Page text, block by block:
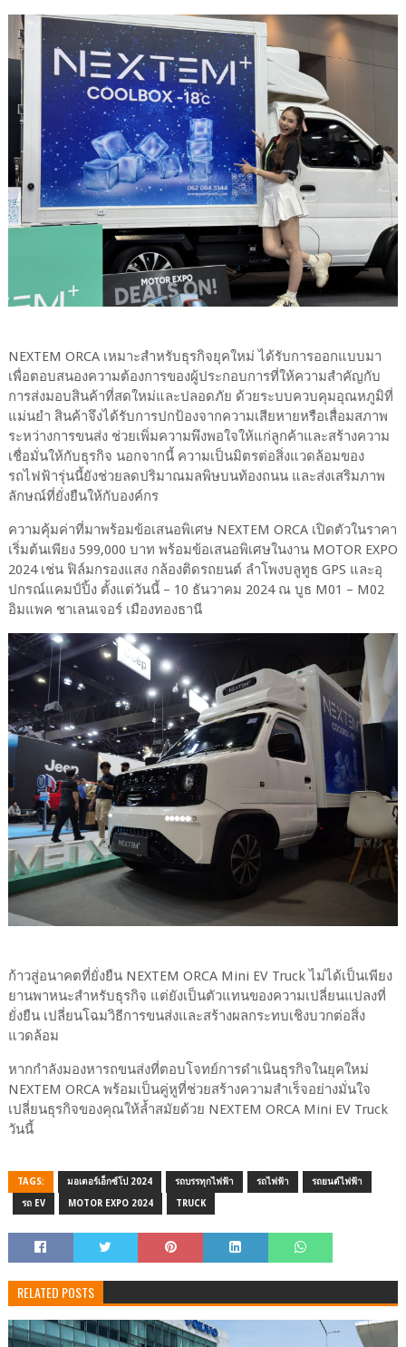
NEXTEM ORCA เหมาะสำหรับธุรกิจยุคใหม่ ได้รับการออกแบบมา
เพื่อตอบสนองความต้องการของผู้ประกอบการที่ให้ความสำคัญกับ
การส่งมอบสินค้าที่สดใหม่และปลอดภัย ด้วยระบบควบคุมอุณหภูมิที่
แม่นยำ สินค้าจึงได้รับการปกป้องจากความเสียหายหรือเสื่อมสภาพ
ระหว่างการขนส่ง ช่วยเพิ่มความพึงพอใจให้แก่ลูกค้าและสร้างความ
เชื่อมั่นให้กับธุรกิจ นอกจากนี้ ความเป็นมิตรต่อสิ่งแวดล้อมของ
รถไฟฟ้ารุ่นนี้ยังช่วยลดปริมาณมลพิษบนท้องถนน และส่งเสริมภาพ
ลักษณ์ที่ยั่งยืนให้กับองค์กร
ความคุ้มค่าที่มาพร้อมข้อเสนอพิเศษ NEXTEM ORCA เปิดตัวในราคา
เริ่มต้นเพียง 599,000 บาท พร้อมข้อเสนอพิเศษในงาน MOTOR EXPO
2024 เช่น ฟิล์มกรองแสง กล้องติดรถยนต์ ลำโพงบลูทูธ GPS และอุ
ปกรณ์แคมป์ปิ้ง ตั้งแต่วันนี้ – 10 ธันวาคม 2024 ณ บูธ M01 – M02
อิมแพค ชาเลนเจอร์ เมืองทองธานี
ก้าวสู่อนาคตที่ยั่งยืน NEXTEM ORCA Mini EV Truck ไม่ได้เป็นเพียง
ยานพาหนะสำหรับธุรกิจ แต่ยังเป็นตัวแทนของความเปลี่ยนแปลงที่
ยั่งยืน เปลี่ยนโฉมวิธีการขนส่งและสร้างผลกระทบเชิงบวกต่อสิ่ง
แวดล้อม
หากกำลังมองหารถขนส่งที่ตอบโจทย์การดำเนินธุรกิจในยุคใหม่
NEXTEM ORCA พร้อมเป็นคู่หูที่ช่วยสร้างความสำเร็จอย่างมั่นใจ
เปลี่ยนธุรกิจของคุณให้ล้ำสมัยด้วย NEXTEM ORCA Mini EV Truck
วันนี้
TAGS: มอเตอร์เอ็กซ์โป 2024 รถบรรทุกไฟฟ้า รถไฟฟ้า รถยนต์ไฟฟ้า
รถ EV MOTOR EXPO 2024 TRUCK
RELATED POSTS